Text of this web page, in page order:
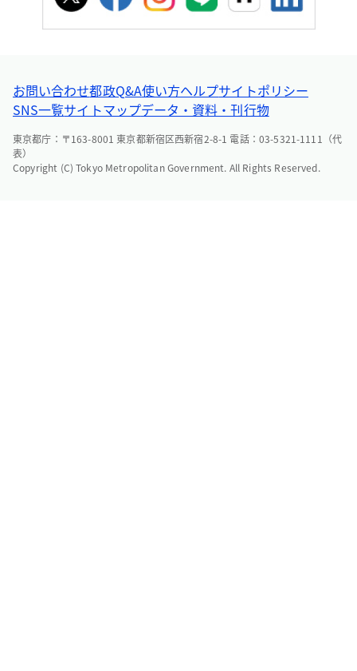
お問い合わせ都政Q&A使い方ヘルプサイトポリシー
SNS一覧サイトマップデータ・資料・刊行物
東京都庁：〒163-8001 東京都新宿区西新宿2-8-1 電話：03-5321-1111（代
表）
Copyright (C) Tokyo Metropolitan Government. All Rights Reserved.